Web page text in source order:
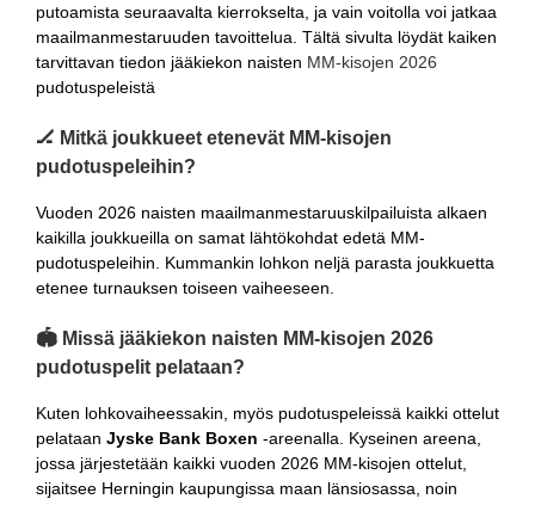
putoamista seuraavalta kierrokselta, ja vain voitolla voi jatkaa
maailmanmestaruuden tavoittelua. Tältä sivulta löydät kaiken
tarvittavan tiedon jääkiekon naisten MM-kisojen 2026
pudotuspeleistä
🏒 Mitkä joukkueet etenevät MM-kisojen
pudotuspeleihin?
Vuoden 2026 naisten maailmanmestaruuskilpailuista alkaen
kaikilla joukkueilla on samat lähtökohdat edetä MM-
pudotuspeleihin. Kummankin lohkon neljä parasta joukkuetta
etenee turnauksen toiseen vaiheeseen.
🏟 Missä jääkiekon naisten MM-kisojen 2026
pudotuspelit pelataan?
Kuten lohkovaiheessakin, myös pudotuspeleissä kaikki ottelut
pelataan Jyske Bank Boxen -areenalla. Kyseinen areena,
jossa järjestetään kaikki vuoden 2026 MM-kisojen ottelut,
sijaitsee Herningin kaupungissa maan länsiosassa, noin